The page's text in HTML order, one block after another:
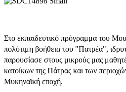
Στο εκπαιδευτικό πρόγραμμα του
πολύτιμη βοήθεια του "Πατρέα",
παρουσίασε στους μικρούς μας
κατοίκων της Πάτρας και των
Μυκηναϊκή εποχή.